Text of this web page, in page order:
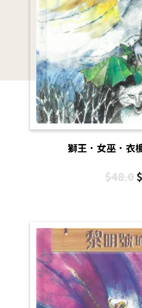
獅王．女巫．衣
$48.0$